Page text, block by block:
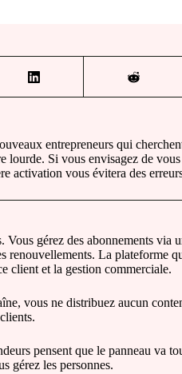
entrepreneurs qui
lourde. Si vous envisagez de
activation vous évitera des
gérez des abonnements via
renouvellements. La plateforme
client et la gestion commerciale.
vous ne distribuez aucun
pensent que le panneau va
gérez les personnes.